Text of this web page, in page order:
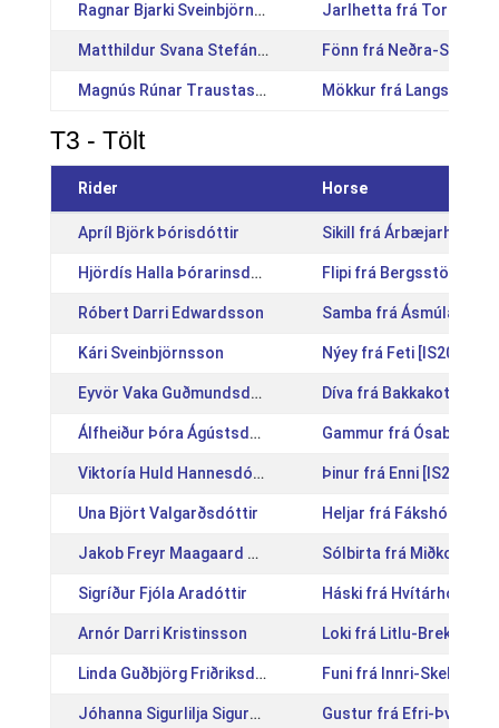
Ragnar Bjarki Sveinbjörnsson Jarlhetta frá
Matthildur Svana Stefánsdóttir Fönn frá Neðra-Skarði
Magnús Rúnar Traustason Mökkur frá
T3 - Tölt
Rider Horse
Apríl Björk Þórisdóttir Sikill frá
Hjördís Halla Þórarinsdóttir Flipi frá Bergsstöðum
Róbert Darri Edwardsson Samba frá Ásmúla
Kári Sveinbjörnsson Nýey frá Feti
Eyvör Vaka Guðmundsdóttir Díva frá Bakkakoti
Álfheiður Þóra Ágústsdóttir Gammur frá Ósabakka
Viktoría Huld Hannesdóttir Þinur frá Enni
Una Björt Valgarðsdóttir Heljar frá Fákshólum
Jakob Freyr Maagaard Ólafsson Sólbirta frá Miðkoti
Sigríður Fjóla Aradóttir Háski frá Hvítárholti
Arnór Darri Kristinsson Loki frá Litlu-Brekku
Linda Guðbjörg Friðriksdóttir Funi frá Innri-
Jóhanna Sigurlilja Sigurðardóttir Gustur frá Efri-Þverá